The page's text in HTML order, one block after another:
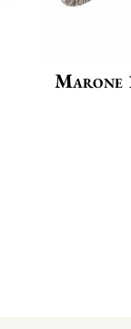
Marone